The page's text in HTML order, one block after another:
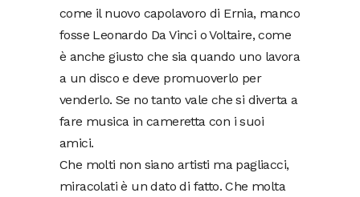
come il nuovo capolavoro di Ernia, manco
fosse Leonardo Da Vinci o Voltaire, come
è anche giusto che sia quando uno lavora
a un disco e deve promuoverlo per
venderlo. Se no tanto vale che si diverta a
fare musica in cameretta con i suoi
amici.
Che molti non siano artisti ma pagliacci,
miracolati è un dato di fatto. Che molta